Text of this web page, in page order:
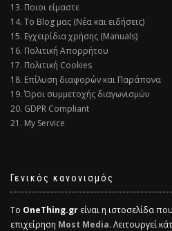
13. Ποιοι είμαστε
14. Το Blog μας (Νέα και ειδήσεις)
15. Εγχειρίδια χρήσης (Manuals)
16. Πολιτική Απορρήτου
17. Πολιτική Cookies
18. Επίλυση διαφορών και Παράπονα
19. Όροι συμμετοχής διαγωνισμών
20. GDPR Compliant
21. My Service
Γενικός κανονισμός
Το OneThing.gr είναι η ιστοσελίδα
επιχείρηση Most Media. Λειτουργεί